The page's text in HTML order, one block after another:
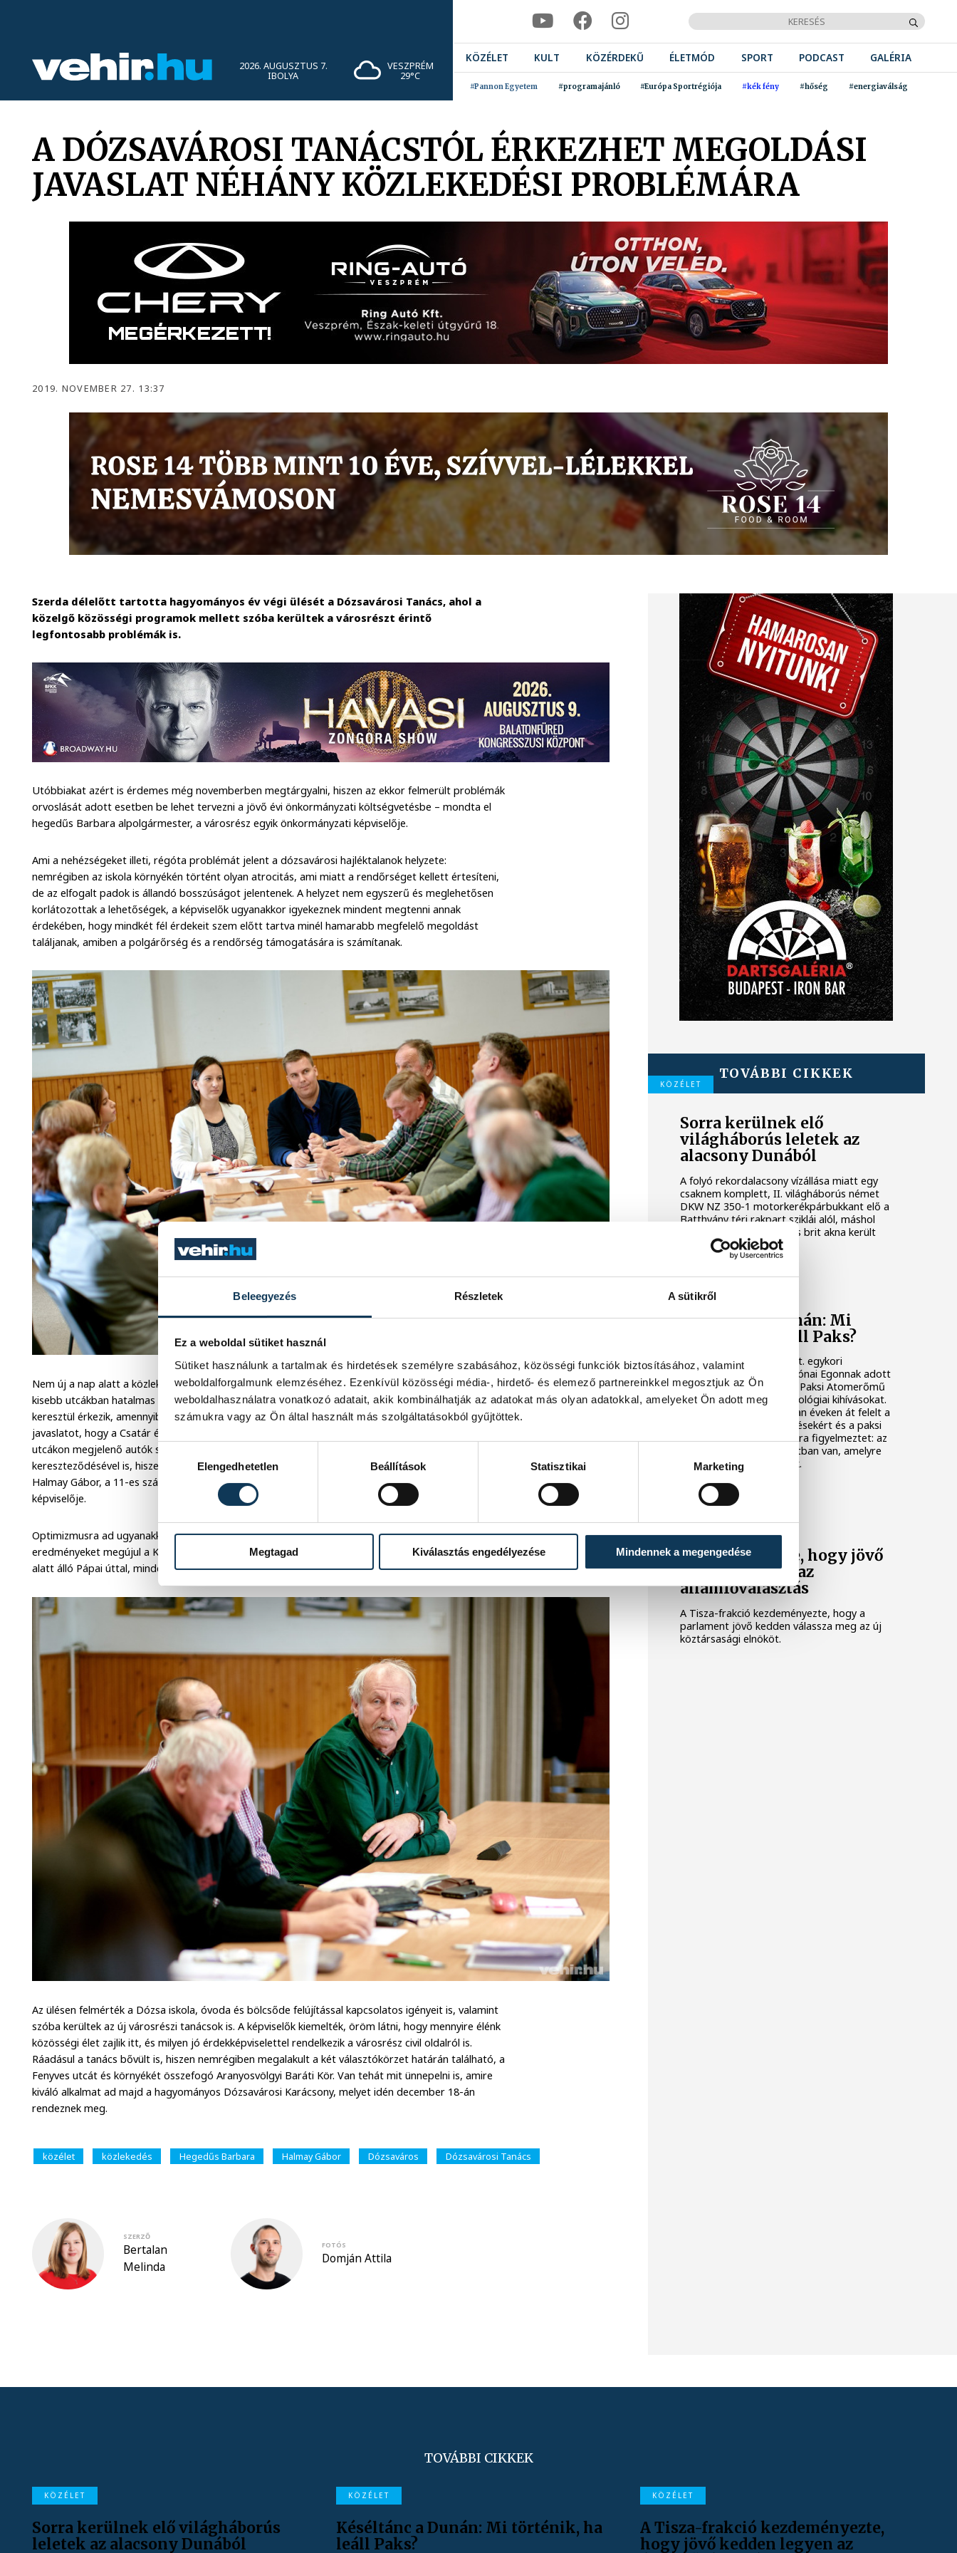
Beleegyezés Részletek A sütikről
Ez a weboldal sütiket használ
Sütiket használunk a tartalmak és hirdetések személyre szabásához, közösségi funkciók biztosításához, valamint
weboldalforgalmunk elemzéséhez. Ezenkívül közösségi média-, hirdető- és elemező partnereinkkel megosztjuk az Ön
weboldalhasználatra vonatkozó adatait, akik kombinálhatják az adatokat más olyan adatokkal, amelyeket Ön adott meg
számukra vagy az Ön által használt más szolgáltatásokból gyűjtöttek.
Hozzájárulás kiválasztása
Elengedhetetlen
Beállítások Statisztikai Marketing
Megtagad Kiválasztás engedélyezése Mindennek a megengedése
2026. AUGUSZTUS 7.
IBOLYA
VESZPRÉM
29°C
KÖZÉLET KULT KÖZÉRDEKŰ ÉLETMÓD SPORT PODCAST GALÉRIA
#Pannon Egyetem #programajánló #Európa Sportrégiója #kék fény #hőség #energiaválság
A DÓZSAVÁROSI TANÁCSTÓL ÉRKEZHET MEGOLDÁSI
JAVASLAT NÉHÁNY KÖZLEKEDÉSI PROBLÉMÁRA
2019. NOVEMBER 27. 13:37
Szerda délelőtt tartotta hagyományos év végi ülését a Dózsavárosi Tanács, ahol a
közelgő közösségi programok mellett szóba kerültek a városrészt érintő
legfontosabb problémák is.
Utóbbiakat azért is érdemes még novemberben megtárgyalni, hiszen az ekkor felmerült problémák
orvoslását adott esetben be lehet tervezni a jövő évi önkormányzati költségvetésbe – mondta el
hegedűs Barbara alpolgármester, a városrész egyik önkormányzati képviselője.
Ami a nehézségeket illeti, régóta problémát jelent a dózsavárosi hajléktalanok helyzete:
nemrégiben az iskola környékén történt olyan atrocitás, ami miatt a rendőrséget kellett értesíteni,
de az elfogalt padok is állandó bosszúságot jelentenek. A helyzet nem egyszerű és meglehetősen
korlátozottak a lehetőségek, a képviselők ugyanakkor igyekeznek mindent megtenni annak
érdekében, hogy mindkét fél érdekeit szem előtt tartva minél hamarabb megfelelő megoldást
találjanak, amiben a polgárőrség és a rendőrség támogatására is számítanak.
Nem új a nap alatt a közlekedés problematikája sem, ami gyakorlatilag az egész várost érinti: a
kisebb utcákban hatalmas autómennyiség torlódik össze. Erre a megoldás éppen a tanácson
keresztül érkezik, amennyiben az önkormányzat is rábólint, hiszen mindenki elfogadta azt a
javaslatot, hogy a Csatár és a Táncsics utca forgalmát osszák meg, ezzel csökkentve a kisebb
utcákon megjelenő autók számát. Emellett kezdeni kell valamit a Táncsics utca és a Pápai út
kereszteződésével is, hiszen csúcsidőben gyakorlatilag lehetetlen innen kihajtani – összegzett
Halmay Gábor, a 11-es számú választókörzet októberben megválasztott új, önkormányzati
képviselője.
Optimizmusra ad ugyanakkor okot, hogy jövőre is folytatódnak az útfelújítások, aminek
eredményeket megújul a Kistó utca, valamint az Avar utca mögötti elkerülőt is összekötik a felújítás
alatt álló Pápai úttal, mindez pedig jelentősen megkönnyíti majd az itt élők mindennapjait.
Az ülésen felmérték a Dózsa iskola, óvoda és bölcsőde felújítással kapcsolatos igényeit is, valamint
szóba kerültek az új városrészi tanácsok is. A képviselők kiemelték, öröm látni, hogy mennyire élénk
közösségi élet zajlik itt, és milyen jó érdekképviselettel rendelkezik a városrész civil oldalról is.
Ráadásul a tanács bővült is, hiszen nemrégiben megalakult a két választókörzet határán található, a
Fenyves utcát és környékét összefogó Aranyosvölgyi Baráti Kör. Van tehát mit ünnepelni is, amire
kiváló alkalmat ad majd a hagyományos Dózsavárosi Karácsony, melyet idén december 18-án
rendeznek meg.
közélet közlekedés Hegedűs Barbara Halmay Gábor Dózsaváros Dózsavárosi Tanács
SZERZŐ
Bertalan
Melinda
FOTÓS
Domján Attila
TOVÁBBI CIKKEK
KÖZÉLET
Sorra kerülnek elő
világháborús leletek az
alacsony Dunából
A folyó rekordalacsony vízállása miatt egy
csaknem komplett, II. világháborús német
DKW NZ 350-1 motorkerékpárbukkant elő a
Batthyány téri rakpart sziklái alól, máshol
pedig egy közel féltonnás brit akna került
Késéltánc a Dunán: Mi
történik, ha leáll Paks?
Mártha Imre, az MVM Zrt. egykori
vezérigazgatója ATV-n Rónai Egonnak adott
interjújában vázolta fel a Paksi Atomerőmű
előtt álló példátlan technológiai kihívásokat.
A szakember, aki korábban éveken át felelt a
hazai energetikai fejlesztésekért és a paksi
blokkok működéséért, arra figyelmeztet: az
erőmű olyan üzemállapotban van, amelyre
eredetileg nem tervezték.
KÖZÉLET
A Tisza-frakció
kezdeményezte, hogy jövő
kedden legyen az
államfőválasztás
A Tisza-frakció kezdeményezte, hogy a
parlament jövő kedden válassza meg az új
köztársasági elnököt.
TOVÁBBI CIKKEK
KÖZÉLET
Sorra kerülnek elő világháborús
leletek az alacsony Dunából
KÖZÉLET
Késéltánc a Dunán: Mi történik, ha
leáll Paks?
KÖZÉLET
A Tisza-frakció kezdeményezte,
hogy jövő kedden legyen az